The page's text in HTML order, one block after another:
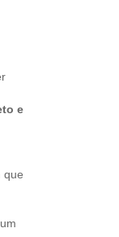
e
que